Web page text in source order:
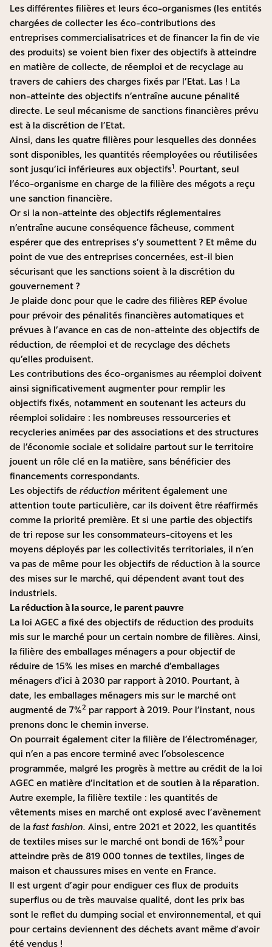
Les différentes filières et leurs éco-organismes (les entités
chargées de collecter les éco-contributions des
entreprises commercialisatrices et de financer la fin de vie
des produits) se voient bien fixer des objectifs à atteindre
en matière de collecte, de réemploi et de recyclage au
travers de cahiers des charges fixés par l’Etat. Las ! La
non-atteinte des objectifs n’entraîne aucune pénalité
directe. Le seul mécanisme de sanctions financières prévu
est à la discrétion de l’Etat.
Ainsi, dans les quatre filières pour lesquelles des données
sont disponibles, les quantités réemployées ou réutilisées
sont jusqu’ici inférieures aux objectifs1. Pourtant, seul
l’éco-organisme en charge de la filière des mégots a reçu
une sanction financière.
Or si la non-atteinte des objectifs réglementaires
n’entraîne aucune conséquence fâcheuse, comment
espérer que des entreprises s’y soumettent ? Et même du
point de vue des entreprises concernées, est-il bien
sécurisant que les sanctions soient à la discrétion du
gouvernement ?
Je plaide donc pour que le cadre des filières REP évolue
pour prévoir des pénalités financières automatiques et
prévues à l’avance en cas de non-atteinte des objectifs de
réduction, de réemploi et de recyclage des déchets
qu’elles produisent.
Les contributions des éco-organismes au réemploi doivent
ainsi significativement augmenter pour remplir les
objectifs fixés, notamment en soutenant les acteurs du
réemploi solidaire : les nombreuses ressourceries et
recycleries animées par des associations et des structures
de l’économie sociale et solidaire partout sur le territoire
jouent un rôle clé en la matière, sans bénéficier des
financements correspondants.
Les objectifs de réduction méritent également une
attention toute particulière, car ils doivent être réaffirmés
comme la priorité première. Et si une partie des objectifs
de tri repose sur les consommateurs-citoyens et les
moyens déployés par les collectivités territoriales, il n’en
va pas de même pour les objectifs de réduction à la source
des mises sur le marché, qui dépendent avant tout des
industriels.
La réduction à la source, le parent pauvre
La loi AGEC a fixé des objectifs de réduction des produits
mis sur le marché pour un certain nombre de filières. Ainsi,
la filière des emballages ménagers a pour objectif de
réduire de 15% les mises en marché d’emballages
ménagers d’ici à 2030 par rapport à 2010. Pourtant, à
date, les emballages ménagers mis sur le marché ont
augmenté de 7%2 par rapport à 2019. Pour l’instant, nous
prenons donc le chemin inverse.
On pourrait également citer la filière de l’électroménager,
qui n’en a pas encore terminé avec l’obsolescence
programmée, malgré les progrès à mettre au crédit de la loi
AGEC en matière d’incitation et de soutien à la réparation.
Autre exemple, la filière textile : les quantités de
vêtements mises en marché ont explosé avec l’avènement
de la fast fashion. Ainsi, entre 2021 et 2022, les quantités
de textiles mises sur le marché ont bondi de 16%3 pour
atteindre près de 819 000 tonnes de textiles, linges de
maison et chaussures mises en vente en France.
Il est urgent d’agir pour endiguer ces flux de produits
superflus ou de très mauvaise qualité, dont les prix bas
sont le reflet du dumping social et environnemental, et qui
pour certains deviennent des déchets avant même d’avoir
été vendus !